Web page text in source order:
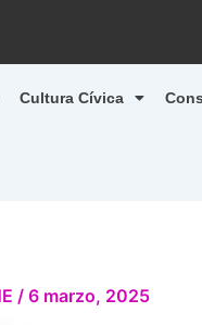
Cultura Cívica
/ 6 marzo, 2025